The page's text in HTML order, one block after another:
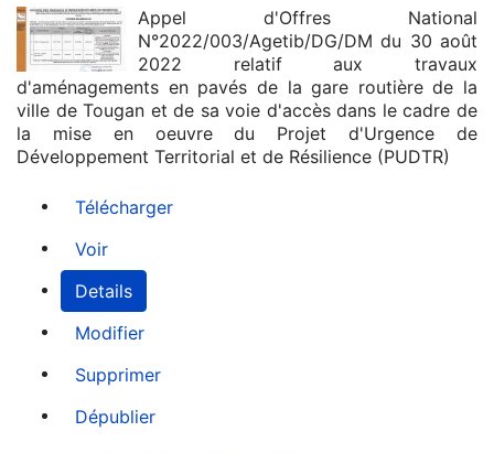
Appel d'Offres National
N°2022/003/Agetib/DG/DM du 30 août
2022 relatif aux travaux
d'aménagements en pavés de la gare routière de la
ville de Tougan et de sa voie d'accès dans le cadre de
la mise en oeuvre du Projet d'Urgence de
Développement Territorial et de Résilience (PUDTR)
Télécharger
Voir
Details
Modifier
Supprimer
Dépublier